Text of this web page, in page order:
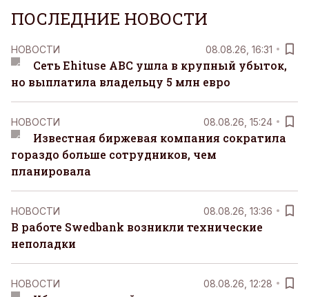
ПОСЛЕДНИЕ НОВОСТИ
НОВОСТИ 08.08.26, 16:31
Сеть Ehituse ABC ушла в крупный убыток,
но выплатила владельцу 5 млн евро
НОВОСТИ 08.08.26, 15:24
Известная биржевая компания сократила
гораздо больше сотрудников, чем
планировала
НОВОСТИ 08.08.26, 13:36
В работе Swedbank возникли технические
неполадки
НОВОСТИ 08.08.26, 12:28